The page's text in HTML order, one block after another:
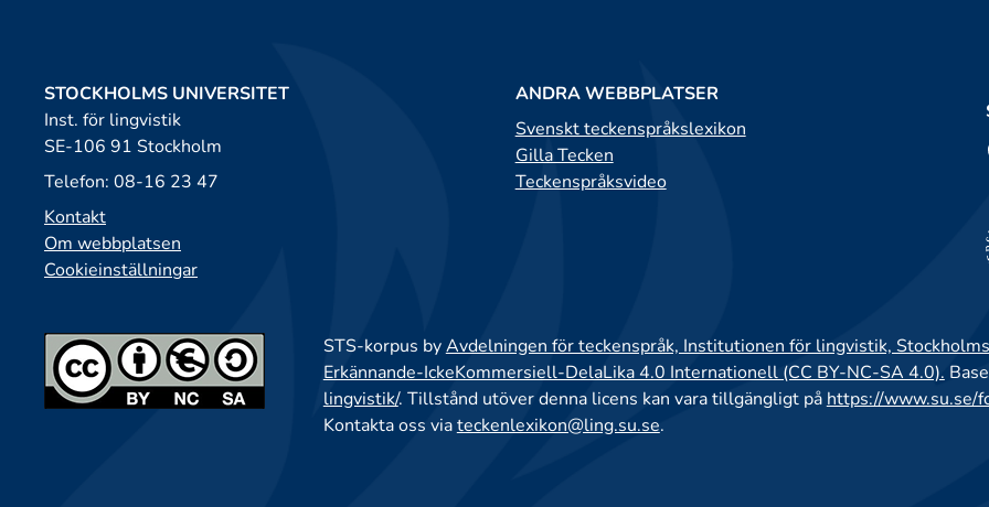
STOCKHOLMS UNIVERSITET
Inst. för lingvistik
SE-106 91 Stockholm
Telefon: 08-16 23 47
Kontakt
Om webbplatsen
Cookieinställningar
ANDRA WEBBPLATSER
Svenskt teckenspråkslexikon
Gilla Tecken
Teckenspråksvideo
STS-korpus byAvdelningen för teckenspråk, Institutionen för lingvistik,
Erkännande-IckeKommersiell-DelaLika 4.0 Internationell (CC BY-NC-SA 4.0).
lingvistik/. Tillstånd utöver denna licens kan vara tillgängligt på https://www.su.se/
Kontakta oss viateckenlexikon@ling.su.se.